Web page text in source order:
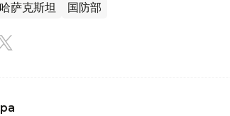
哈萨克斯坦 国防部